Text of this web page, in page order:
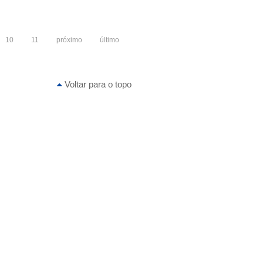
10 11 próximo último
Voltar para o topo